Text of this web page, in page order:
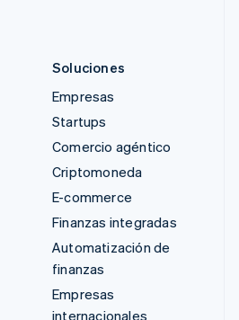
Soluciones
Empresas
Startups
Comercio agéntico
Criptomoneda
E-commerce
Finanzas integradas
Automatización de
finanzas
Empresas
internacionales